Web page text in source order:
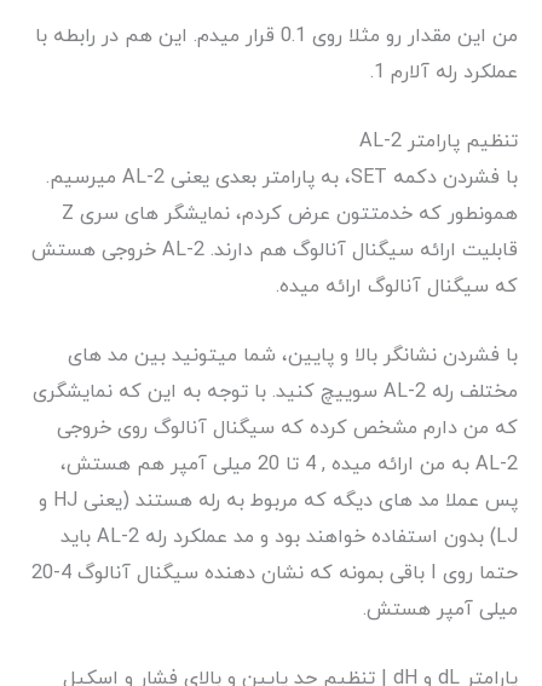
من این مقدار رو مثلا روی 0.1 قرار میدم. این هم در رابطه با
عملکرد رله آلارم 1.
تنظیم پارامتر AL-2
با فشردن دکمه SET، به پارامتر بعدی یعنی AL-2 میرسیم.
همونطور که خدمتتون عرض کردم، نمایشگر های سری Z
قابلیت ارائه سیگنال آنالوگ هم دارند. AL-2 خروجی هستش
که سیگنال آنالوگ ارائه میده.
با فشردن نشانگر بالا و پایین، شما میتونید بین مد های
مختلف رله AL-2 سوییچ کنید. با توجه به این که نمایشگری
که من دارم مشخص کرده که سیگنال آنالوگ روی خروجی
AL-2 به من ارائه میده , 4 تا 20 میلی آمپر هم هستش،
پس عملا مد های دیگه که مربوط به رله هستند (یعنی HJ و
LJ) بدون استفاده خواهند بود و مد عملکرد رله AL-2 باید
حتما روی I باقی بمونه که نشان دهنده سیگنال آنالوگ 4-20
میلی آمپر هستش.
پارامتر dL و dH | تنظیم حد پایین و بالای فشار و اسکیل